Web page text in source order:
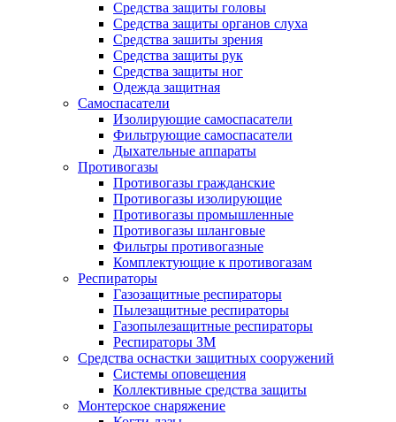
Средства защиты головы
Средства защиты органов слуха
Средства зашиты зрения
Средства защиты рук
Средства защиты ног
Одежда защитная
Самоспасатели
Изолирующие самоспасатели
Фильтрующие самоспасатели
Дыхательные аппараты
Противогазы
Противогазы гражданские
Противогазы изолирующие
Противогазы промышленные
Противогазы шланговые
Фильтры противогазные
Комплектующие к противогазам
Респираторы
Газозащитные респираторы
Пылезащитные респираторы
Газопылезащитные респираторы
Респираторы ЗМ
Средства оснастки защитных сооружений
Системы оповещения
Коллективные средства защиты
Монтерское снаряжение